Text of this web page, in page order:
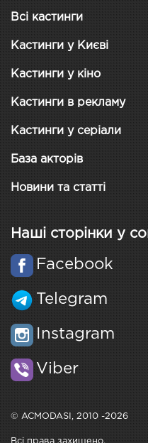
Всі кастинги
Кастинги у Києві
Кастинги у кіно
Кастинги в рекламу
Кастинги у серіали
База акторів
Новини та статті
Наші сторінки у
Facebook
Telegram
Instagram
Viber
© ACMODASI, 2010 -2026
Всі права захищено.